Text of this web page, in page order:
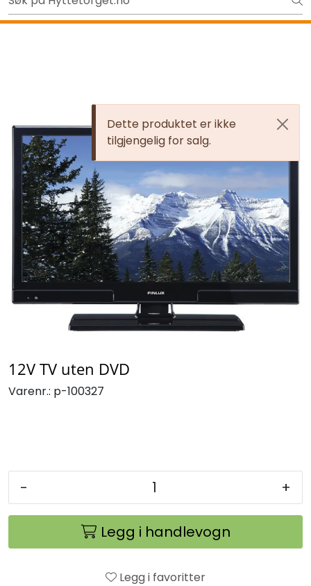
Skip to main contentUt på tur i sommer? Sjekk her først
Dette produktet er ikke
tilgjengelig for salg.
12V TV uten DVD
Varenr.: p-100327
- +
Legg i handlevogn
Legg i favoritter
Tilbake